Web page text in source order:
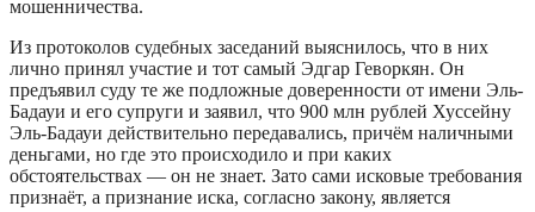
мошенничества.
Из протоколов судебных заседаний выяснилось, что в них
лично принял участие и тот самый Эдгар Геворкян. Он
предъявил суду те же подложные доверенности от имени Эль-
Бадауи и его супруги и заявил, что 900 млн рублей Хуссейну
Эль-Бадауи действительно передавались, причём наличными
деньгами, но где это происходило и при каких
обстоятельствах — он не знает. Зато сами исковые требования
признаёт, а признание иска, согласно закону, является